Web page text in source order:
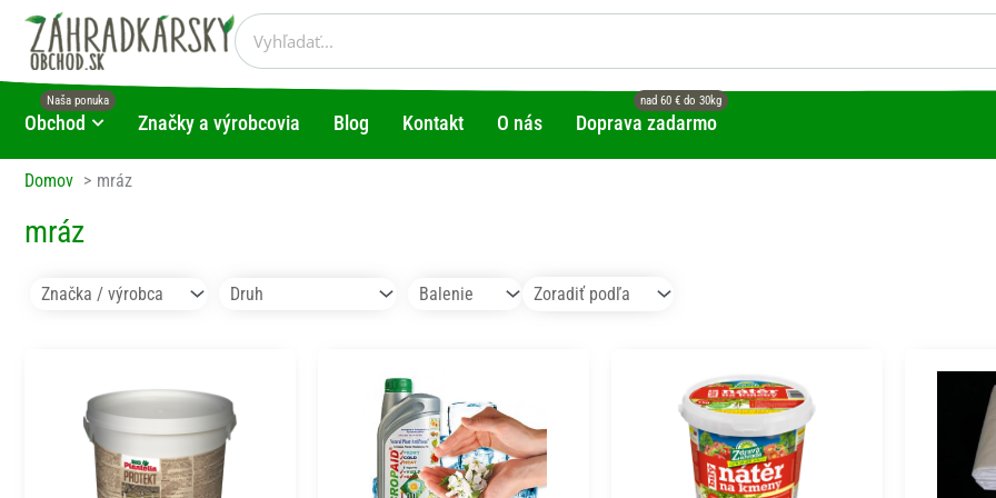
Preskočiť
obsah
Vyhľadať
Obchod Open ObchodZnačky a výrobcovia Blog Kontakt O nás Doprava zadarmo
Domov mráz
mráz